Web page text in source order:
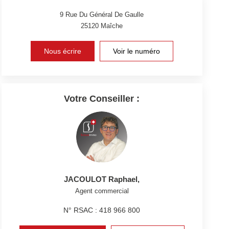
9 Rue Du Général De Gaulle
25120 Maîche
Nous écrire Voir le numéro
Votre Conseiller :
JACOULOT Raphael,
Agent commercial
N° RSAC : 418 966 800